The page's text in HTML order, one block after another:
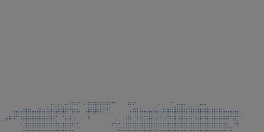
info@faeg.it
COMMERCIALE E SPEDIZIONI